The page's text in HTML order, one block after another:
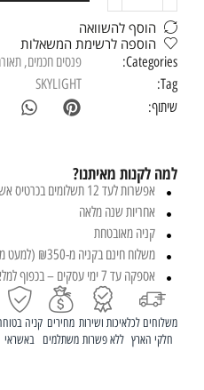
הוסף להשוואה
הוספה לרשימת המשאלות
Categories: פנסים חכמים,
Tag:
SKYLIGHT
שיתוף:
למה לקנות מאיתנו?
אפשרות לעד 12 תשלומים בכרטיס אשראי
אחריות שנה מלאה
קניה מאובטחת
משלוח חינם בקניה מ-₪350 (למעט משלוחים חריגים)
אספקה עד 7 ימי עסקים – בכפוף למלאי
משלוחים לכל
חלקי הארץ
איכות ושירות
ללא פשרות
מחירים
משתלמים
קניה
באשראי